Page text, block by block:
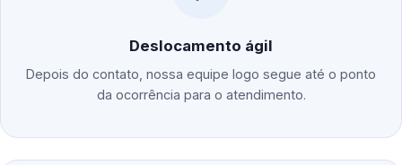
Deslocamento ágil
Depois do contato, nossa equipe logo segue até o ponto
da ocorrência para o atendimento.